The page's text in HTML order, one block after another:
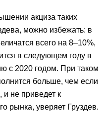
акциза таких
можно избежать: в
всего на 8–10%,
в следующем году в
с 2020 годом. При таком
больше, чем если
и не приведет к
рынка, уверяет Груздев.